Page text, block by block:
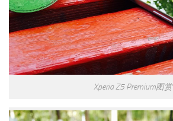
Xperia Z5 Premium图赏